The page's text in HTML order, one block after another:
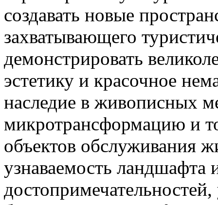
создавать новые
захватывающего
демонстрировать
эстетику и красочное
наследие в живописных
микротрансформацию и
объектов обслуживания
узнаваемость ландшафта